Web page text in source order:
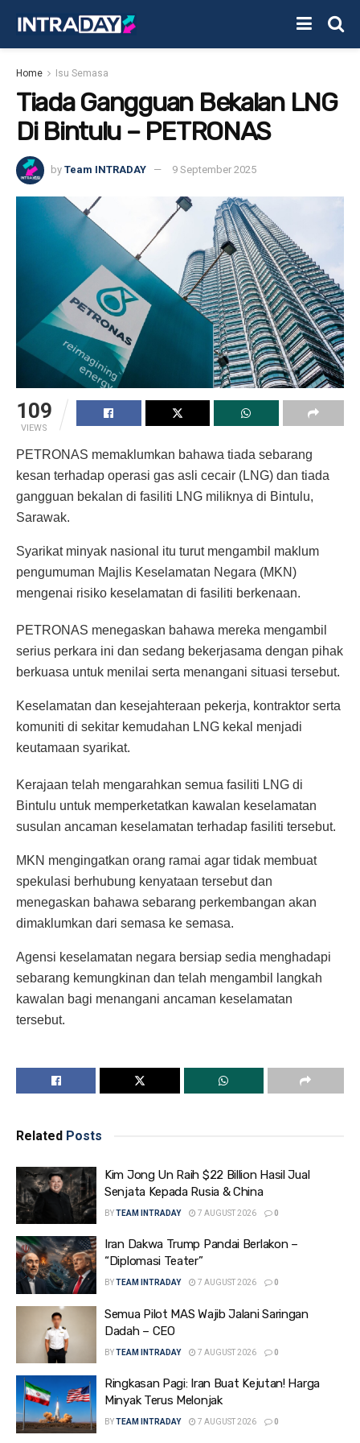
Home Isu Semasa
Tiada Gangguan Bekalan LNG
Di Bintulu – PETRONAS
by Team INTRADAY 9 September 2025
109
VIEWS
PETRONAS memaklumkan bahawa tiada sebarang
kesan terhadap operasi gas asli cecair (LNG) dan tiada
gangguan bekalan di fasiliti LNG miliknya di Bintulu,
Sarawak.
Syarikat minyak nasional itu turut mengambil maklum
pengumuman Majlis Keselamatan Negara (MKN)
mengenai risiko keselamatan di fasiliti berkenaan.
PETRONAS menegaskan bahawa mereka mengambil
serius perkara ini dan sedang bekerjasama dengan pihak
berkuasa untuk menilai serta menangani situasi tersebut.
Keselamatan dan kesejahteraan pekerja, kontraktor serta
komuniti di sekitar kemudahan LNG kekal menjadi
keutamaan syarikat.
Kerajaan telah mengarahkan semua fasiliti LNG di
Bintulu untuk memperketatkan kawalan keselamatan
susulan ancaman keselamatan terhadap fasiliti tersebut.
MKN mengingatkan orang ramai agar tidak membuat
spekulasi berhubung kenyataan tersebut dan
menegaskan bahawa sebarang perkembangan akan
dimaklumkan dari semasa ke semasa.
Agensi keselamatan negara bersiap sedia menghadapi
sebarang kemungkinan dan telah mengambil langkah
kawalan bagi menangani ancaman keselamatan
tersebut.
Related Posts
Kim Jong Un Raih $22 Billion Hasil Jual
Senjata Kepada Rusia & China
BYTEAM INTRADAY 7 AUGUST 2026 0
Iran Dakwa Trump Pandai Berlakon –
“Diplomasi Teater”
BYTEAM INTRADAY 7 AUGUST 2026 0
Semua Pilot MAS Wajib Jalani Saringan
Dadah – CEO
BYTEAM INTRADAY 7 AUGUST 2026 0
Ringkasan Pagi: Iran Buat Kejutan! Harga
Minyak Terus Melonjak
BYTEAM INTRADAY 7 AUGUST 2026 0